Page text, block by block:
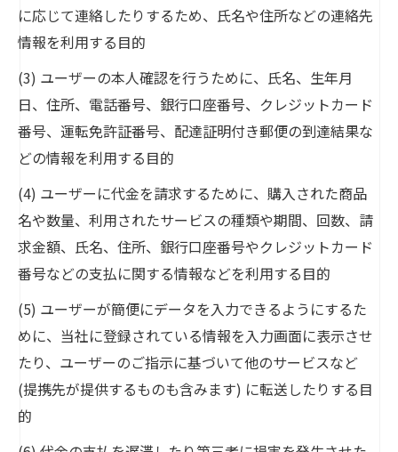
に応じて連絡したりするため、氏名や住所などの連絡先
情報を利用する目的
(3) ユーザーの本人確認を行うために、氏名、生年月
日、住所、電話番号、銀行口座番号、クレジットカード
番号、運転免許証番号、配達証明付き郵便の到達結果な
どの情報を利用する目的
(4) ユーザーに代金を請求するために、購入された商品
名や数量、利用されたサービスの種類や期間、回数、請
求金額、氏名、住所、銀行口座番号やクレジットカード
番号などの支払に関する情報などを利用する目的
(5) ユーザーが簡便にデータを入力できるようにするた
めに、当社に登録されている情報を入力画面に表示させ
たり、ユーザーのご指示に基づいて他のサービスなど
(提携先が提供するものも含みます) に転送したりする目
的